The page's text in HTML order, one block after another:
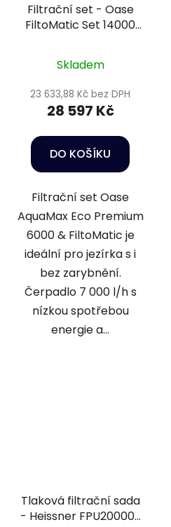
Filtrační set - Oase
FiltoMatic Set 14000
Skladem
23 633,88 Kč bez DPH
28 597 Kč
DO KOŠÍKU
Filtrační set Oase
AquaMax Eco Premium
6000 & FiltoMatic je
ideální pro jezírka s i
bez zarybnění.
Čerpadlo 7 000 l/h s
nízkou spotřebou
energie a...
Tlaková filtrační sada
- Heissner FPU20000-